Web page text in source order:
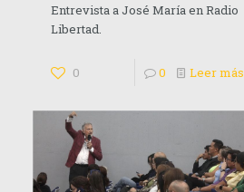
Entrevista a José María en Radio
Libertad.
0 0 Leer más